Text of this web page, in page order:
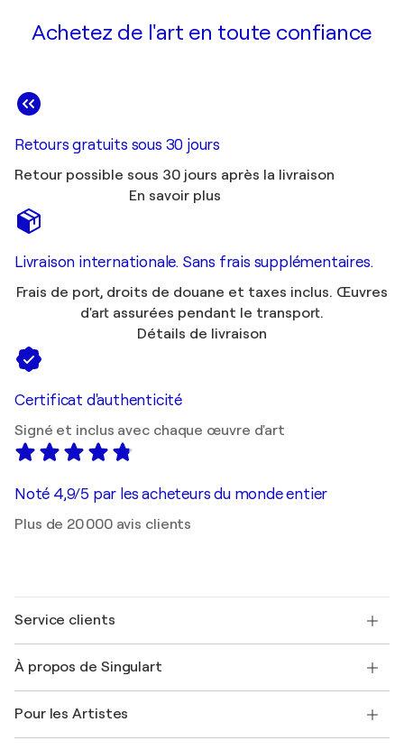
Achetez de l'art en toute confiance
Retours gratuits sous 30 jours
Retour possible sous 30 jours après la livraison
En savoir plus
Livraison internationale. Sans frais supplémentaires.
Frais de port, droits de douane et taxes inclus. Œuvres
d'art assurées pendant le transport.
Détails de livraison
Certificat d'authenticité
Signé et inclus avec chaque œuvre d'art
Noté 4,9/5 par les acheteurs du monde entier
Plus de 20 000 avis clients
Service clients
Expédition
Offrir une carte cadeau
Rejoignez notre programme commercial
À propos de Singulart
FAQ
Pour les Artistes